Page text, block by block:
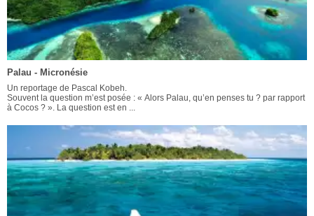
Palau - Micronésie
Un reportage de Pascal Kobeh.
Souvent la question m’est posée : « Alors Palau, qu’en penses tu ? par rapport
à Cocos ? ». La question est en ...